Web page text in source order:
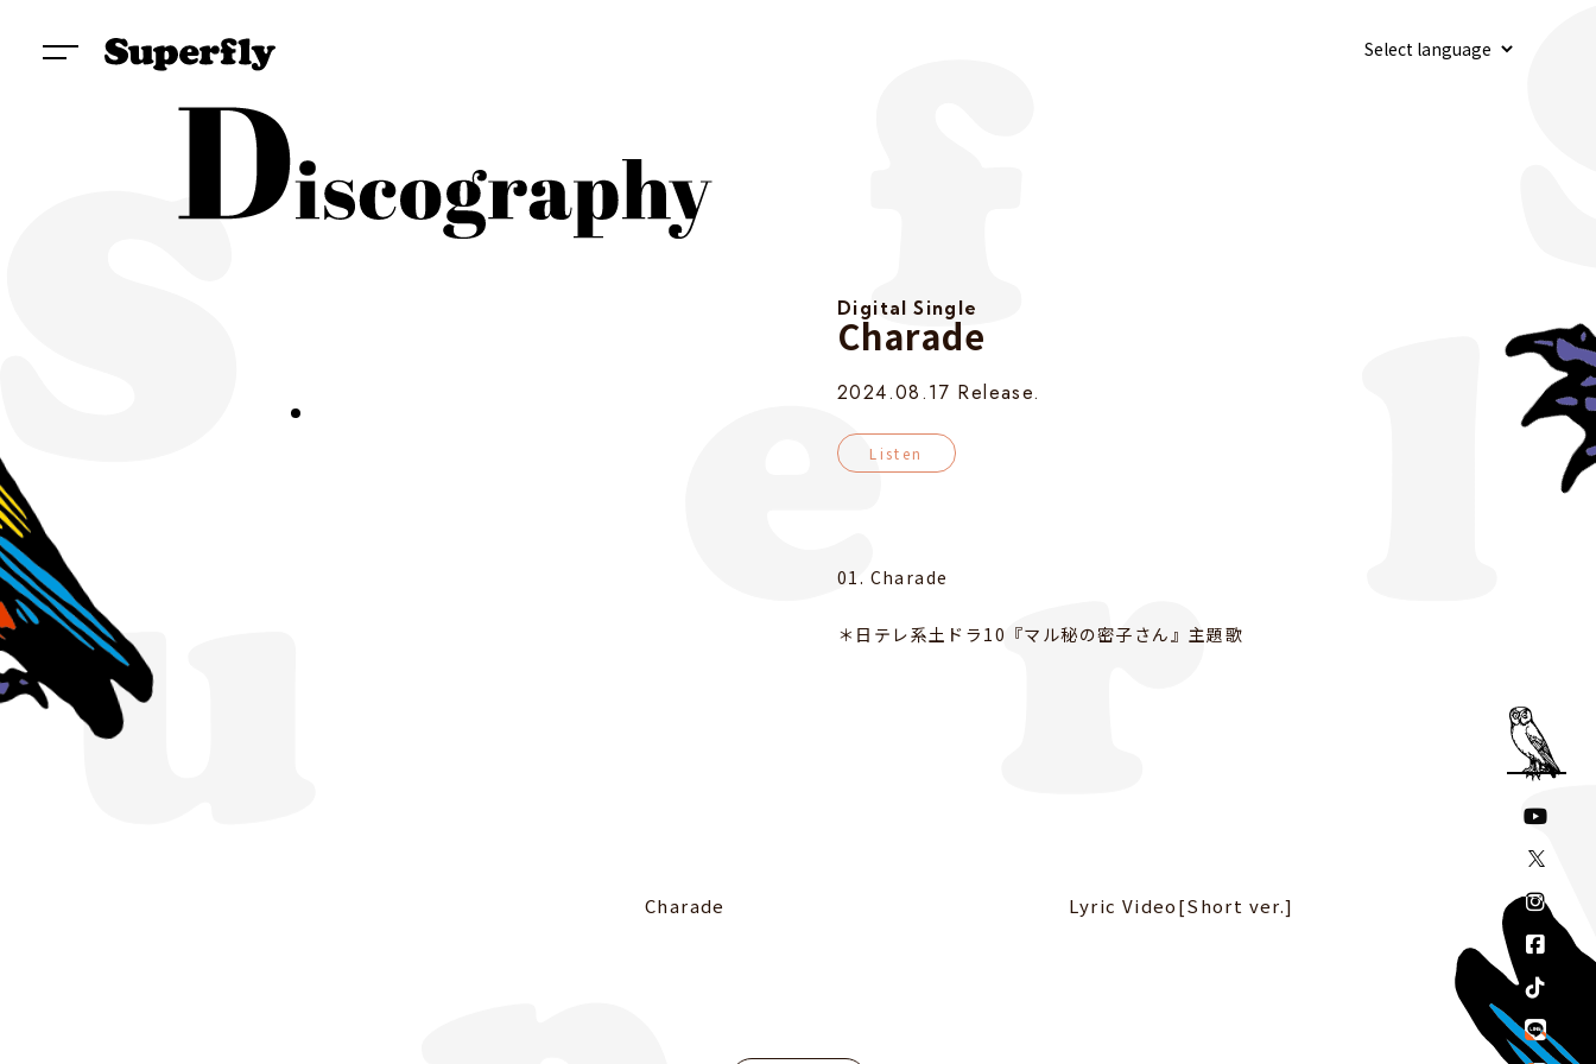
Digital Single
Charade
2024.08.17 Release.
Listen
01. Charade
＊日テレ系土ドラ10『マル秘の密子さん』主題歌
Charade Lyric Video[Short ver.]